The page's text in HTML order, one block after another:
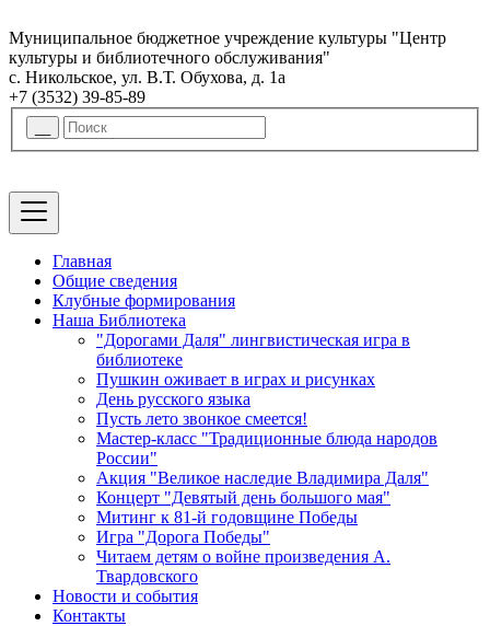
Муниципальное бюджетное учреждение культуры "Центр
культуры и библиотечного обслуживания"
с. Никольское, ул. В.Т. Обухова, д. 1а
+7 (3532) 39-85-89
Главная
Общие сведения
Клубные формирования
Наша Библиотека
"Дорогами Даля" лингвистическая игра в
библиотеке
Пушкин оживает в играх и рисунках
День русского языка
Пусть лето звонкое смеется!
Мастер-класс "Традиционные блюда народов
России"
Акция "Великое наследие Владимира Даля"
Концерт "Девятый день большого мая"
Митинг к 81-й годовщине Победы
Игра "Дорога Победы"
Читаем детям о войне произведения А.
Твардовского
Новости и события
Контакты